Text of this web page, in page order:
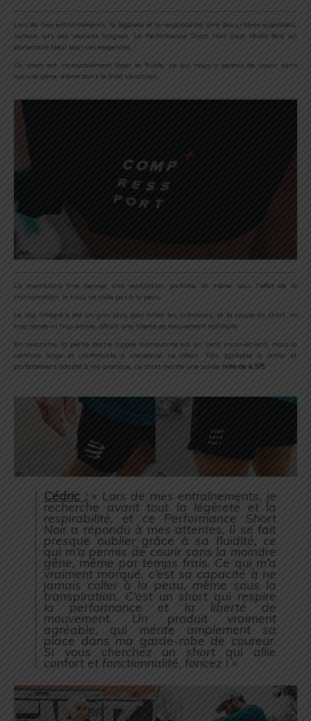
Lors de mes entraînements, la légèreté et la respirabilité sont des critères essentiels,
surtout lors des séances longues. Le Performance Short Noir s’est révélé être un
partenaire idéal pour ces exigences.
Ce short est incroyablement léger et fluide, ce qui nous a permis de courir sans
aucune gêne, même dans le froid ukrainien.
La membrane fine permet une ventilation parfaite, et même sous l’effet de la
transpiration, le tissu ne colle pas à la peau.
Le slip intégré a été un gros plus pour éviter les irritations, et la coupe du short, ni
trop serrée ni trop ample, offrait une liberté de mouvement optimale.
En revanche, la petite poche zippée manquante est un petit inconvénient, mais la
ceinture large et confortable a compensé ce détail. Très agréable à porter et
parfaitement adapté à ma pratique, ce short mérite une solide note de 4,5/5.
Cédric : « Lors de mes entraînements, je
recherche avant tout la légèreté et la
respirabilité, et ce Performance Short
Noir a répondu à mes attentes. Il se fait
presque oublier grâce à sa fluidité, ce
qui m’a permis de courir sans la moindre
gêne, même par temps frais. Ce qui m’a
vraiment marqué, c’est sa capacité à ne
jamais coller à la peau, même sous la
transpiration. C’est un short qui respire
la performance et la liberté de
mouvement. Un produit vraiment
agréable, qui mérite amplement sa
place dans ma garde-robe de coureur.
Si vous cherchez un short qui allie
confort et fonctionnalité, foncez ! »